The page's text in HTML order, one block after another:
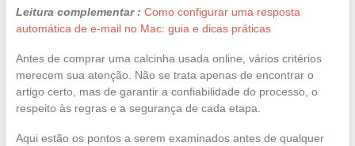
Leitura complementar : Como configurar uma resposta
automática de e-mail no Mac: guia e dicas práticas
Antes de comprar uma calcinha usada online, vários critérios
merecem sua atenção. Não se trata apenas de encontrar o
artigo certo, mas de garantir a confiabilidade do processo, o
respeito às regras e a segurança de cada etapa.
Aqui estão os pontos a serem examinados antes de qualquer